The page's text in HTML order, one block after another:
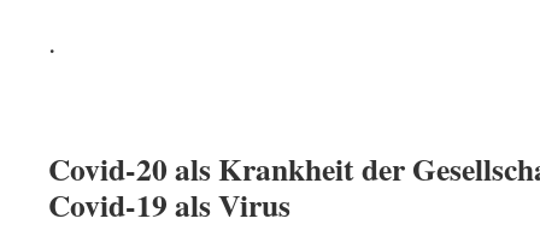
.
Covid-20 als Krankheit der
Covid-19 als Virus